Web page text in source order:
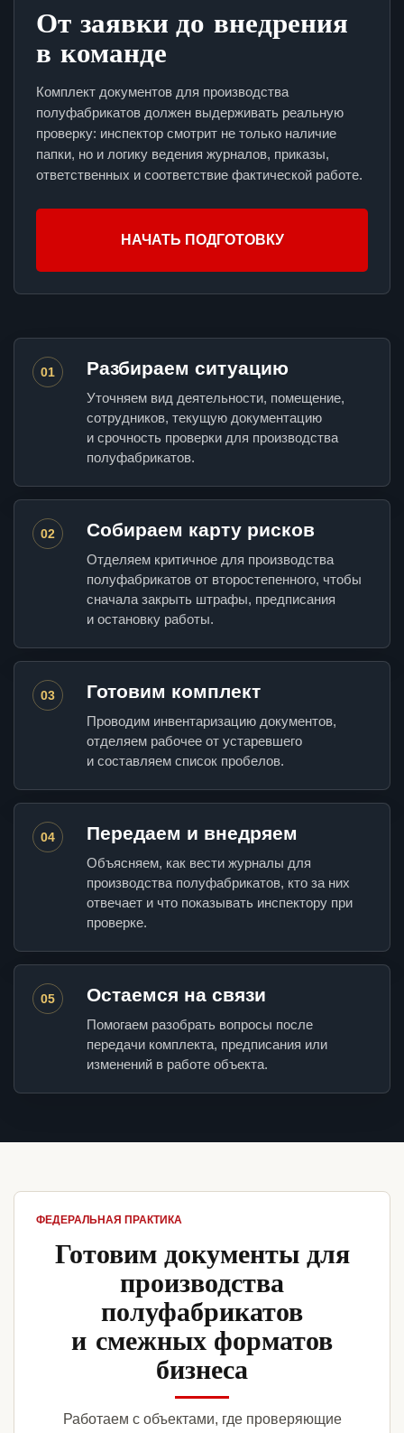
От заявки до внедрения
в команде
Комплект документов для производства
полуфабрикатов должен выдерживать реальную
проверку: инспектор смотрит не только наличие
папки, но и логику ведения журналов, приказы,
ответственных и соответствие фактической работе.
НАЧАТЬ ПОДГОТОВКУ
01 Разбираем ситуацию
Уточняем вид деятельности, помещение,
сотрудников, текущую документацию
и срочность проверки для производства
полуфабрикатов.
02 Собираем карту рисков
Отделяем критичное для производства
полуфабрикатов от второстепенного, чтобы
сначала закрыть штрафы, предписания
и остановку работы.
03 Готовим комплект
Проводим инвентаризацию документов,
отделяем рабочее от устаревшего
и составляем список пробелов.
04 Передаем и внедряем
Объясняем, как вести журналы для
производства полуфабрикатов, кто за них
отвечает и что показывать инспектору при
проверке.
05 Остаемся на связи
Помогаем разобрать вопросы после
передачи комплекта, предписания или
изменений в работе объекта.
ФЕДЕРАЛЬНАЯ ПРАКТИКА
Готовим документы для
производства
полуфабрикатов
и смежных форматов
бизнеса
Работаем с объектами, где проверяющие